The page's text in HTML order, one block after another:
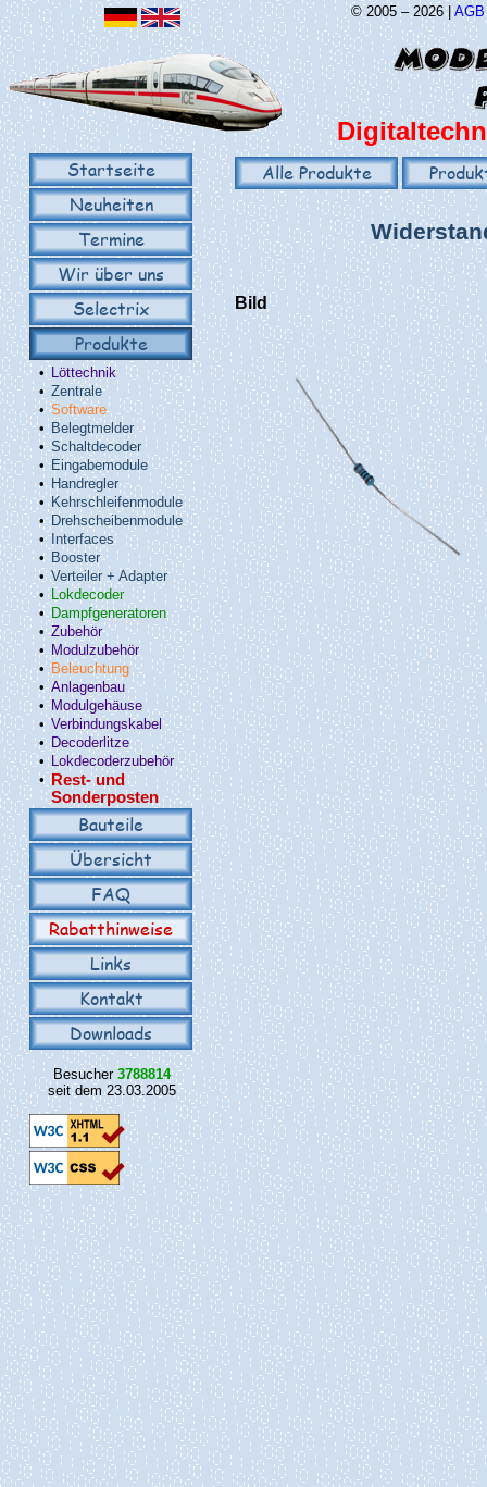
© 2005 – 2026 |AGB
Startseite
Neuheiten
Termine
Wir über uns
Selectrix
Produkte
• Löttechnik
• Zentrale
• Software
• Belegtmelder
•Schaltdecoder
• Eingabemodule
• Handregler
• Kehrschleifenmodule
• Drehscheibenmodule
• Interfaces
• Booster
• Verteiler + Adapter
• Lokdecoder
• Dampfgeneratoren
•Zubehör
• Modulzubehör
• Beleuchtung
•Anlagenbau
• Modulgehäuse
•Verbindungskabel
• Decoderlitze
• Lokdecoderzubehör
• Rest- und
Sonderposten
Bauteile
Übersicht
FAQ
Rabatthinweise
Links
Kontakt
Downloads
Besucher 3788814
seit dem 23.03.2005
Alle Produkte
Bild